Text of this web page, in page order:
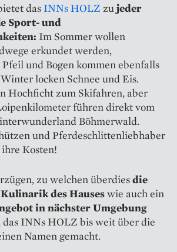
das INNs HOLZ zujeder
Sport- und
Im Sommer wollen
erkundet werden,
und Bogen kommen ebenfalls
locken Schnee und Eis.
Hochficht zum Skifahren, aber
führen direkt vom
Böhmerwald.
und Pferdeschlittenliebhaber
Kosten!
zu welchen überdiesdie
des Hauseswie auch ein
in nächster Umgebung
das INNs HOLZ bis weit über die
Namen gemacht.